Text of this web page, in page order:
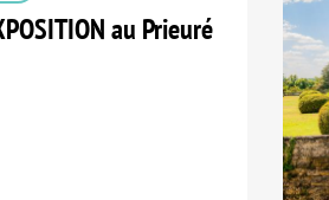
au Prieuré